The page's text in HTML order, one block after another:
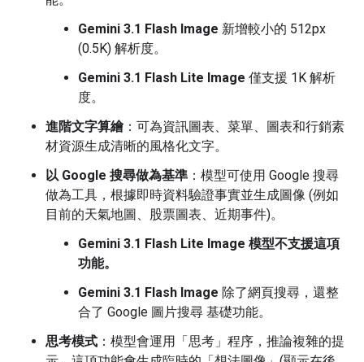
Gemini 3.1 Flash Image 新增較小的 512px
(0.5K) 解析度。
Gemini 3.1 Flash Lite Image 僅支援 1K 解析
度。
進階文字算繪：可為資訊圖表、菜單、圖表和行銷素
材資源生成清晰的風格化文字。
以 Google 搜尋做為基準 ：模型可使用 Google 搜尋
做為工具，根據即時資料驗證事實並生成圖像 (例如
目前的天氣地圖、股票圖表、近期事件)。
Gemini 3.1 Flash Lite Image 模型不支援這項
功能。
Gemini 3.1 Flash Image 除了網頁搜尋，還整
合了 Google 圖片搜尋 基礎功能。
思考模式 ：模型會運用「思考」程序，推論複雜的提